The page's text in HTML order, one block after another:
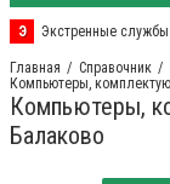
Э Экстренные службы
Главная Справочник
Компьютеры,
Компьютеры,
Балаково